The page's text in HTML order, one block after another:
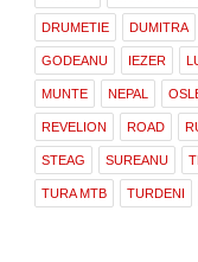
DRUMETIE DUMITRA
GODEANU IEZER
MUNTE NEPAL
REVELION ROAD
STEAG SUREANU
TURA MTB TURDENI